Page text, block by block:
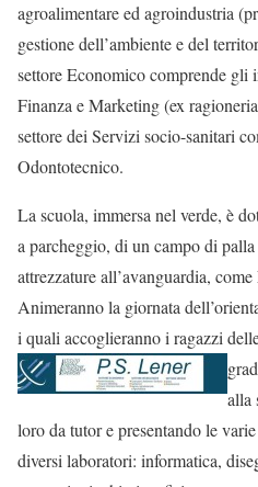
agroalimentare ed agroindustria
gestione dell’ambiente e del
settore Economico comprende
Finanza e Marketing (ex
settore dei Servizi socio-sanitari
Odontotecnico.
La scuola, immersa nel verde, è
a parcheggio, di un campo di
attrezzature all’avanguardia,
Animeranno la giornata
i quali accoglieranno i ragazzi
alla
loro da tutor e presentando le
diversi laboratori: informatica,